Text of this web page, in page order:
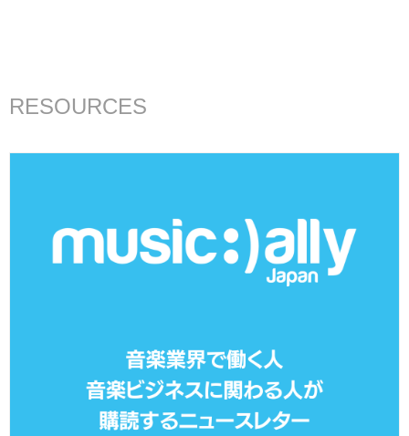
RESOURCES